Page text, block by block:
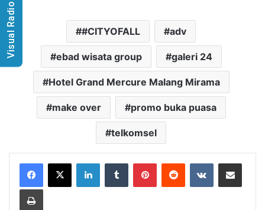
#CITYOFALL adv
ebad wisata group galeri 24
Hotel Grand Mercure Malang Mirama
make over promo buka puasa
telkomsel
LinkedInTumblr PinterestReddit VKontakteShare via Email
Print
Visual Radio